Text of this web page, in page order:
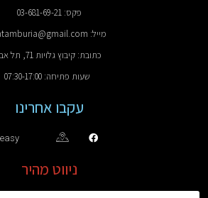
פקס: 03-681-69-21
מייל: hatamburia@gmail.com
כתובת: קיבוץ גלויות 71, תל אביב
שעות פתיחה: 07:30-17:00
עקבו אחרינו
easy
ניווט מהיר